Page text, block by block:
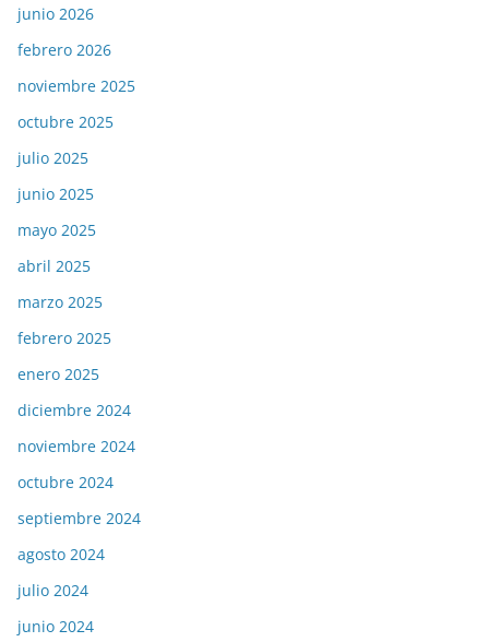
junio 2026
febrero 2026
noviembre 2025
octubre 2025
julio 2025
junio 2025
mayo 2025
abril 2025
marzo 2025
febrero 2025
enero 2025
diciembre 2024
noviembre 2024
octubre 2024
septiembre 2024
agosto 2024
julio 2024
junio 2024